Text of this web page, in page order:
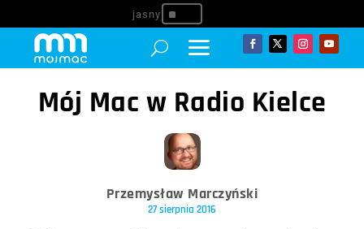
^
Mój Mac w Radio Kielce
Przemysław Marczyński
27 sierpnia 2016